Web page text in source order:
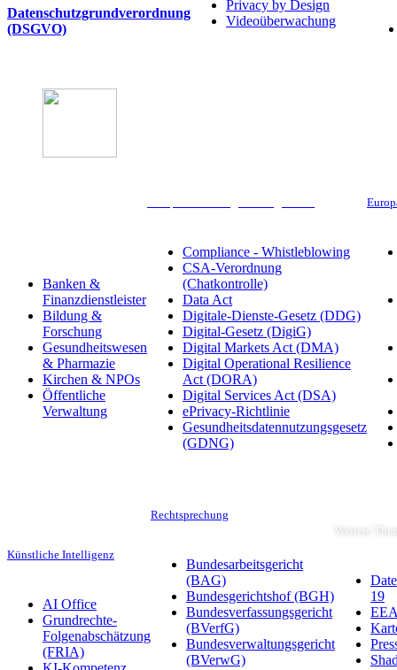
Datenschutzgrundverordnung
(DSGVO)
Privacy by Design
Videoüberwachung
Banken &
Finanzdienstleister
Bildung &
Forschung
Gesundheitswesen
& Pharmazie
Kirchen & NPOs
Öffentliche
Verwaltung
Compliance - Whistleblowing
CSA-Verordnung
(Chatkontrolle)
Data Act
Digitale-Dienste-Gesetz (DDG)
Digital-Gesetz (DigiG)
Digital Markets Act (DMA)
Digital Operational Resilience
Act (DORA)
Digital Services Act (DSA)
ePrivacy-Richtlinie
Gesundheitsdatennutzungsgesetz
(GDNG)
Künstliche Intelligenz
AI Office
Grundrechte-
Folgenabschätzung
(FRIA)
Rechtsprechung
Bundesarbeitsgericht
(BAG)
Bundesgerichtshof (BGH)
Bundesverfassungsgericht
(BVerfG)
Bundesverwaltungsgericht
(BVerwG)
Weitere
19